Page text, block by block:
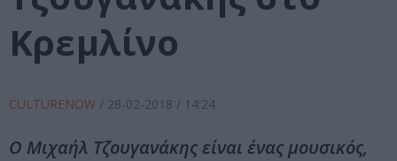
Κρεμλίνο
CULTURENOW / 28-02-2018 / 14:24
Ο Μιχαήλ Τζουγανάκης είναι ένας μουσικός,